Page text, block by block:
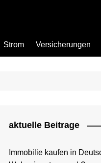
Strom Versicherungen
aktuelle Beitrage
Immobilie kaufen in